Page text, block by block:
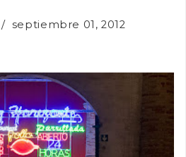
/septiembre 01, 2012